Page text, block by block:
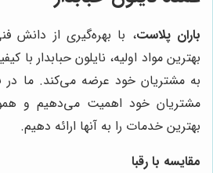
باران پلاست، با بهره‌گیری از دانش
بهترین مواد اولیه، نایلون حبابدار با
به مشتریان خود عرضه می‌کند. ما در
مشتریان خود اهمیت می‌دهیم و
بهترین خدمات را به آنها ارائه دهیم.
مقایسه با رقبا